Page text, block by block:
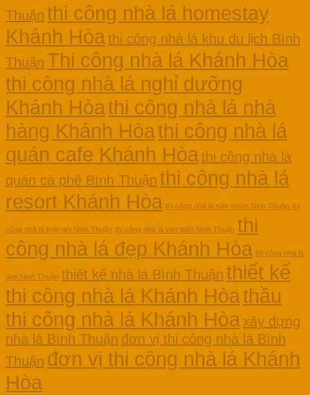
Thuận thi công nhà lá homestay
Khánh Hòathi công nhà lá khu du lịch Bình
Thuận Thi công nhà lá Khánh Hòa
thi công nhà lá nghỉ dưỡng
Khánh Hòathi công nhà lá nhà
hàng Khánh Hòathi công nhà lá
quán cafe Khánh Hòathi công nhà lá
quán cà phê Bình Thuận thi công nhà lá
resort Khánh Hòa thi công nhà lá sân vườn Ninh Thuận thi
công nhà lá trọn gói Ninh Thuận thi công nhà lá ven biển Ninh Thuận thi
công nhà lá đẹp Khánh Hòa thi công nhà lá
đẹp Ninh Thuận thiết kế nhà lá Bình Thuận thiết kế
thi công nhà lá Khánh Hòathầu
thi công nhà lá Khánh Hòa xây dựng
nhà lá Bình Thuận đơn vị thi công nhà lá Bình
Thuận đơn vị thi công nhà lá Khánh
Hòa